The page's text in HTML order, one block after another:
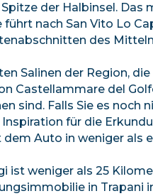
der Halbinsel.
nach San Vito Lo
des
Salinen der Region,
Castellammare del
sind. Falls Sie es noch
Inspiration für die
Auto in weniger als
ist weniger als 25
in Trapani